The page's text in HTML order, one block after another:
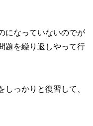
になっていないのでが
題を繰り返しやって行
っかりと復習して、